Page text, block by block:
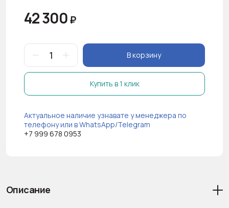
42 300₽
В корзину
Купить в 1 клик
Актуальное наличие узнавате у менеджера по
телефону или в WhatsApp/Telegram
+7 999 678 0953
Описание